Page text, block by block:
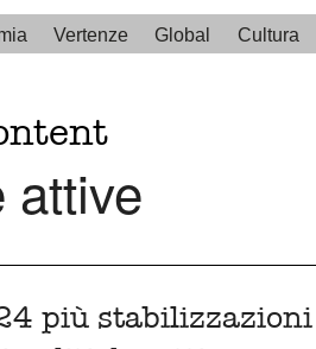
Vertenze Global Cultura
attive
più stabilizzazioni